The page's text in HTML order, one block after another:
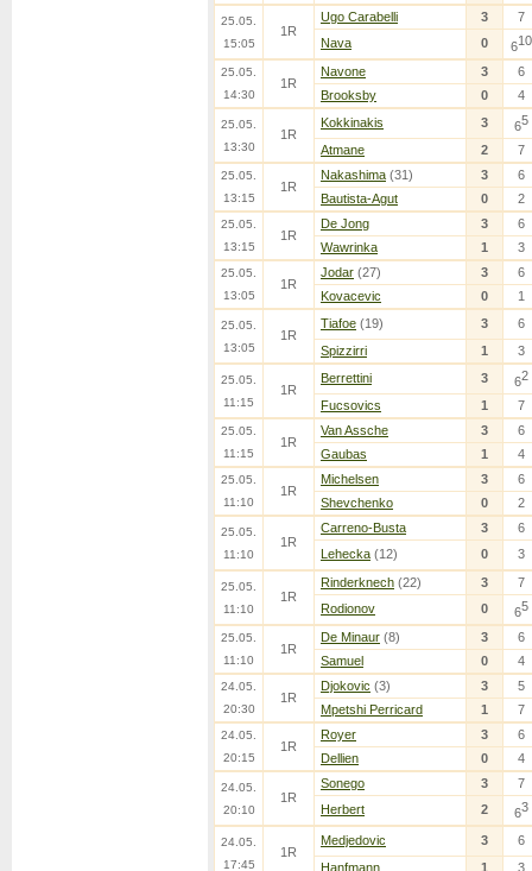
25.05.
15:05
1R
Ugo Carabelli 3
7
Nava
0 610
25.05.
14:30
1R
Navone 3
6
Brooksby
0 4
25.05.
13:30
1R
Kokkinakis 3 65
Atmane 2 7
25.05.
13:15
1R
Nakashima (31) 3
6
Bautista-Agut
0 2
25.05.
13:15
1R
De Jong 3
6
Wawrinka
1 3
25.05.
13:05
1R
Jodar (27) 3
6
Kovacevic
0 1
25.05.
13:05
1R
Tiafoe (19) 3
6
Spizzirri
1 3
25.05.
11:15
1R
Berrettini 3 62
Fucsovics 1 7
25.05.
11:15
1R
Van Assche 3
6
Gaubas
1 4
25.05.
11:10
1R
Michelsen 3
6
Shevchenko
0 2
25.05.
11:10
1R
Carreno-Busta 3
6
Lehecka (12) 0 3
25.05.
11:10
1R
Rinderknech (22) 3
7
Rodionov
0 65
25.05.
11:10
1R
De Minaur (8) 3
6
Samuel
0 4
24.05.
20:30
1R
Djokovic (3) 3
5
Mpetshi Perricard
1 7
24.05.
20:15
1R
Royer 3
6
Dellien
0 4
24.05.
20:10
1R
Sonego 3
7
Herbert
2 63
24.05.
17:45
1R
Medjedovic 3
6
Hanfmann
1 3